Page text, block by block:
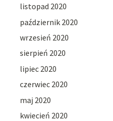
listopad 2020
październik 2020
wrzesień 2020
sierpień 2020
lipiec 2020
czerwiec 2020
maj 2020
kwiecień 2020